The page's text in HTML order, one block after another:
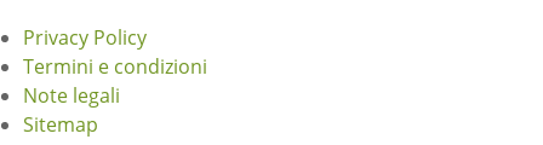
Privacy Policy
Termini e condizioni
Note legali
Sitemap